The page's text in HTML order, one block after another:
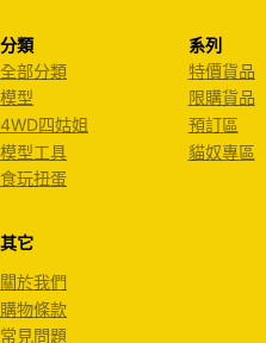
分類
全部分類
模型
4WD四姑姐
模型工具
食玩扭蛋
系列
特價貨品
限購貨品
預訂區
貓奴專區
其它
關於我們
購物條款
常見問題